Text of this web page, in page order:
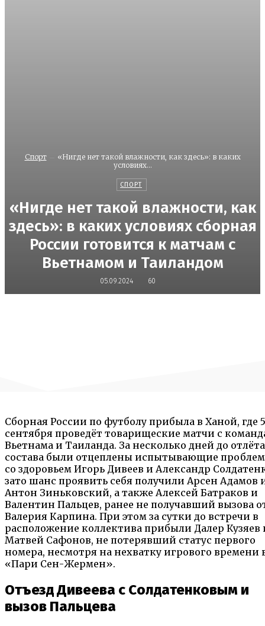
Спорт
«Нигде нет такой влажности, как здесь»: в каких
условиях...
СПОРТ
«Нигде нет такой влажности, как
здесь»: в каких условиях сборная
России готовится к матчам с
Вьетнамом и Таиландом
05.09.2024 60
Сборная России по футболу прибыла в Ханой, где
сентября проведёт товарищеские матчи с
Вьетнама и Таиланда. За несколько дней до
состава были отцеплены испытывающие
со здоровьем Игорь Дивеев и Александр
зато шанс проявить себя получили Арсен Адамов
Антон Зиньковский, а также Алексей Батраков и
Валентин Пальцев, ранее не получавший вызова
Валерия Карпина. При этом за сутки до встречи в
расположение коллектива прибыли Далер Кузяев
Матвей Сафонов, не потерявший статус первого
номера, несмотря на нехватку игрового времени
«Пари Сен-Жермен».
Отъезд Дивеева с Солдатенковым и
вызов Пальцева